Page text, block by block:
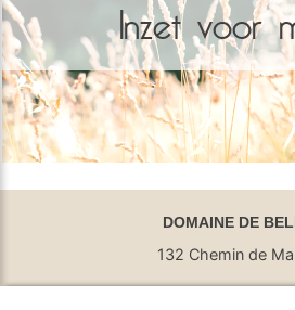
Inzet voor
DOMAINE DE
132 Chemin de